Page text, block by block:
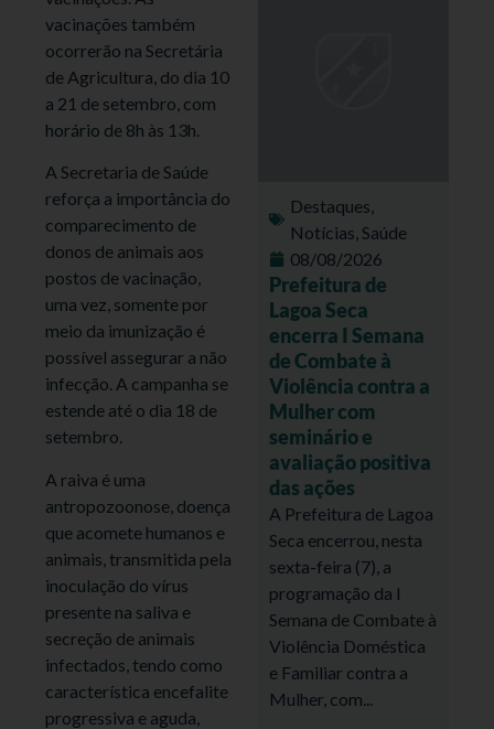
vacinações também
ocorrerão na Secretária
de Agricultura, do dia 10
a 21 de setembro, com
horário de 8h às 13h.
A Secretaria de Saúde
reforça a importância do
comparecimento de
donos de animais aos
postos de vacinação,
uma vez, somente por
meio da imunização é
possível assegurar a não
infecção. A campanha se
estende até o dia 18 de
setembro.
A raiva é uma
antropozoonose, doença
que acomete humanos e
animais, transmitida pela
inoculação do vírus
presente na saliva e
secreção de animais
infectados, tendo como
característica encefalite
progressiva e aguda,
Destaques,
Notícias,Saúde
08/08/2026
Prefeitura de
Lagoa Seca
encerra I Semana
de Combate à
Violência contra a
Mulher com
seminário e
avaliação positiva
das ações
A Prefeitura de Lagoa
Seca encerrou, nesta
sexta-feira (7), a
programação da I
Semana de Combate à
Violência Doméstica
e Familiar contra a
Mulher, com...